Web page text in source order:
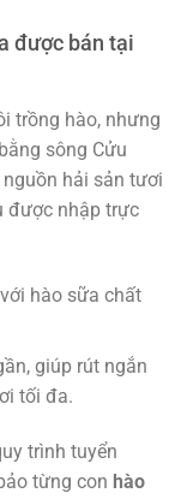
được bán tại
trồng hào, nhưng
sông Cửu
hải sản tươi
được nhập trực
hào sữa chất
giúp rút ngắn
tối đa.
trình tuyển
từng con hào